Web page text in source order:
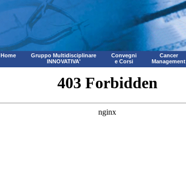
Home
Gruppo Multidisciplinare
INNOVATIVA'
Convegni
e Corsi
Cancer
Management